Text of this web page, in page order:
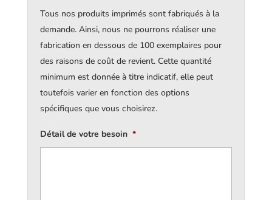
Tous nos produits imprimés sont fabriqués à la
demande. Ainsi, nous ne pourrons réaliser une
fabrication en dessous de 100 exemplaires pour
des raisons de coût de revient. Cette quantité
minimum est donnée à titre indicatif, elle peut
toutefois varier en fonction des options
spécifiques que vous choisirez.
Détail de votre besoin *